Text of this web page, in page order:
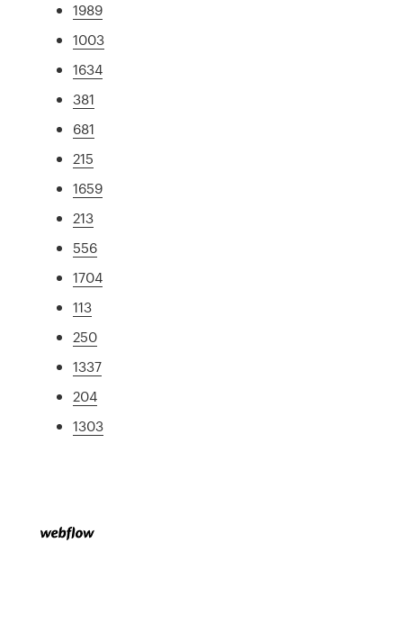
1989
1003
1634
381
681
215
1659
213
556
1704
113
250
1337
204
1303